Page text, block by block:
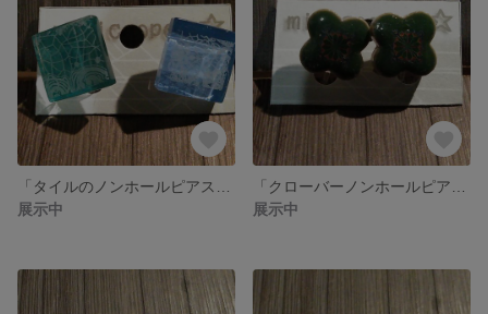
展示中
展示中